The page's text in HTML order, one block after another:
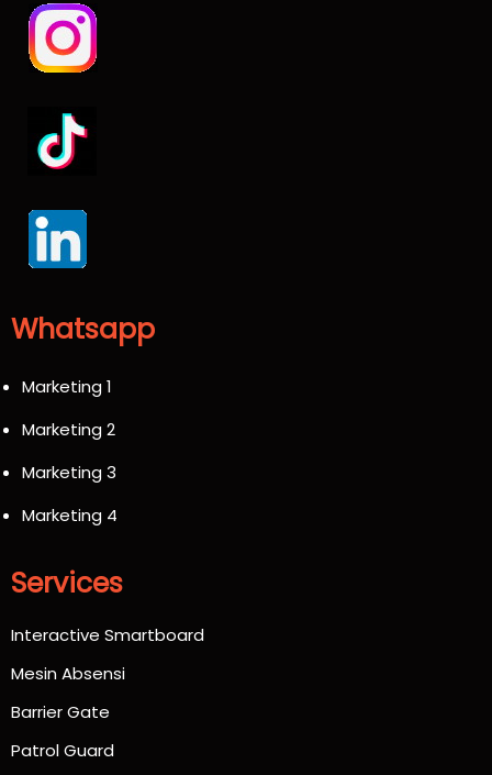
Whatsapp
Marketing 1
Marketing 2
Marketing 3
Marketing 4
Services
Interactive Smartboard
Mesin Absensi
Barrier Gate
Patrol Guard